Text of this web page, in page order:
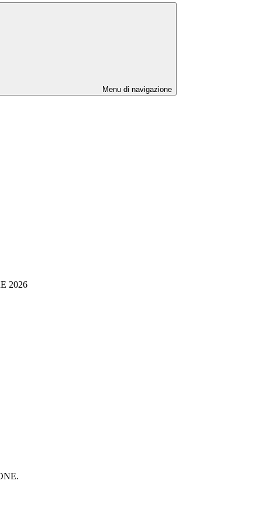
Menu di navigazione
2026